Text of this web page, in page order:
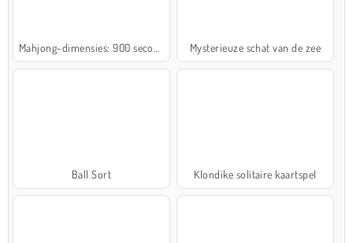
Mysterieuze schat van de zee
Ball Sort Klondike solitaire kaartspel